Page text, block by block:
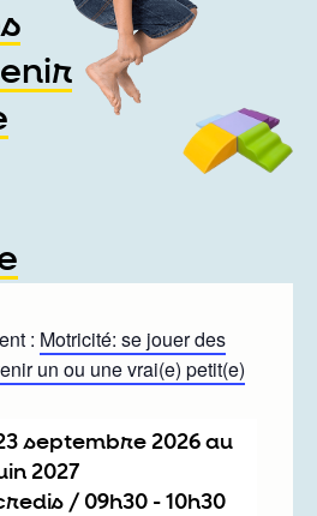
: Motricité: se jouer des
un ou une vrai(e) petit(e)
septembre 2026au
2027
/
09h30 - 10h30